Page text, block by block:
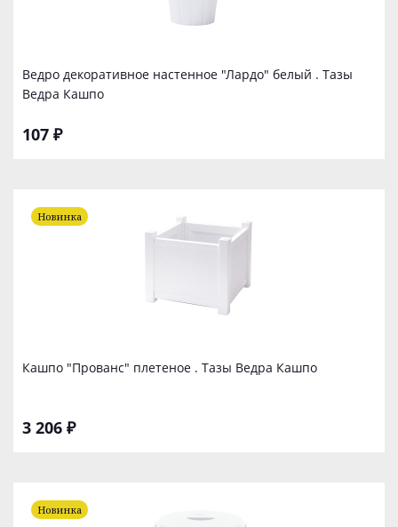
Ведро декоративное настенное "Лардо" белый . Тазы
Ведра Кашпо
107 ₽
Кашпо "Прованс" плетеное . Тазы Ведра Кашпо
3 206 ₽
Новинка
Новинка